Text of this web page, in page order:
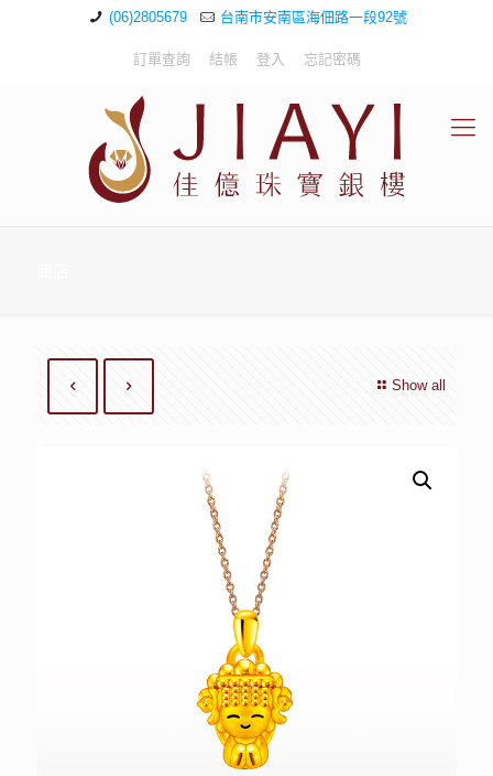
(06)2805679 台南市安南區海佃路一段92號
訂單查詢 結帳 登入 忘記密碼
Show all